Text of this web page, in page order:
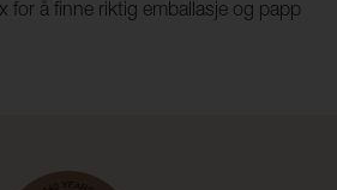
for å finne riktig emballasje og papp